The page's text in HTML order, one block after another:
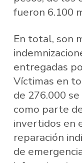
fueron 6.100
En total, son
entregadas
Víctimas en
de 276.000
como parte
invertidos en
reparación
de